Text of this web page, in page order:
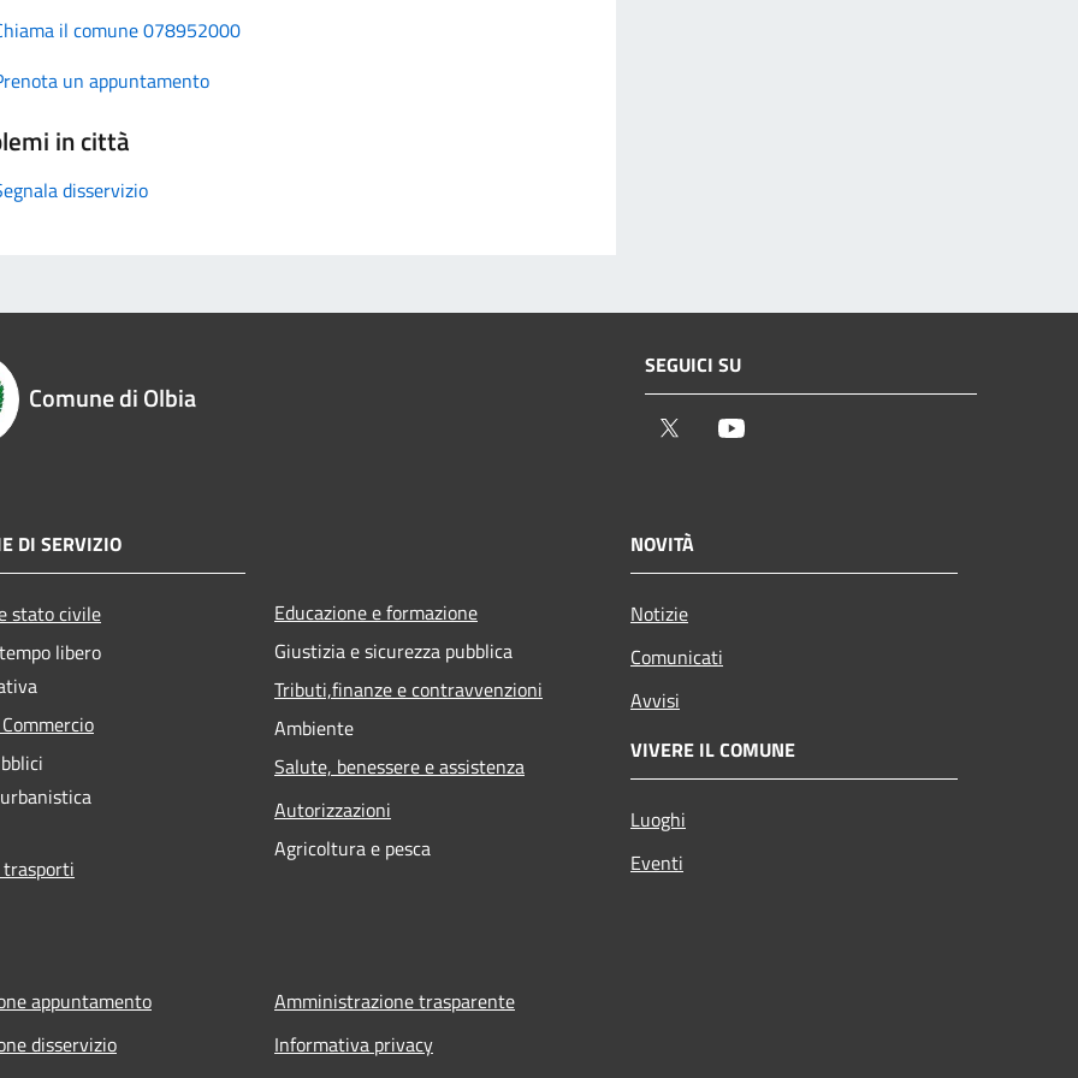
il comune 078952000
un appuntamento
in città
disservizio
Comune di Olbia
SEGUICI SU
Twitter
DI SERVIZIO
stato civile
libero
Educazione e formazione
Giustizia e sicurezza pubblica
Tributi,finanze e contravvenzioni
Ambiente
Salute, benessere e assistenza
Autorizzazioni
Agricoltura e pesca
NOVITÀ
Notizie
Comunicati
Avvisi
VIVERE IL COMUNE
Luoghi
Eventi
appuntamento
disservizio
Amministrazione trasparente
Informativa privacy